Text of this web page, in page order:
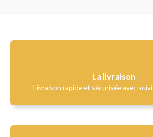
La livraison
Livraison rapide et sécurisée avec